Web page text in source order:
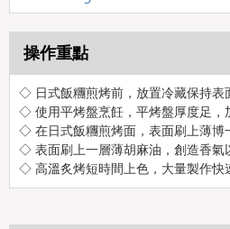
操作重點
◇ 日式飯糰煎烤前，放置冷藏保持表
◇ 使用平烤盤烹飪，平烤盤厚度足，
◇ 在日式飯糰煎烤面，表面刷上薄博
◇ 表面刷上一層薄胡麻油，創造香氣
◇ 高溫炙烤短時間上色，大量製作快